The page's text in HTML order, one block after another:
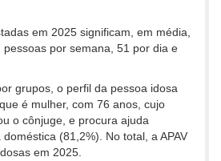
em 2025 significam, em média,
pessoas por semana, 51 por dia e
grupos, o perfil da pessoa idosa
é mulher, com 76 anos, cujo
o cônjuge, e procura ajuda
(81,2%). No total, a APAV
em 2025.